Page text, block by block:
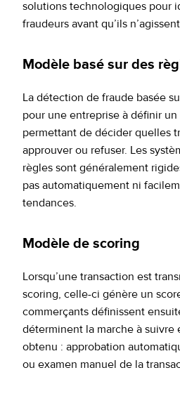
solutions technologiques pour
fraudeurs avant qu’ils
Modèle basé sur des
La détection de fraude basée
pour une entreprise à définir
permettant de décider quelles
approuver ou refuser. Les
règles sont généralement
pas automatiquement ni
tendances.
Modèle de scoring
Lorsqu’une transaction est
scoring, celle-ci génère un
commerçants définissent
déterminent la marche à suivre
obtenu : approbation
ou examen manuel de la